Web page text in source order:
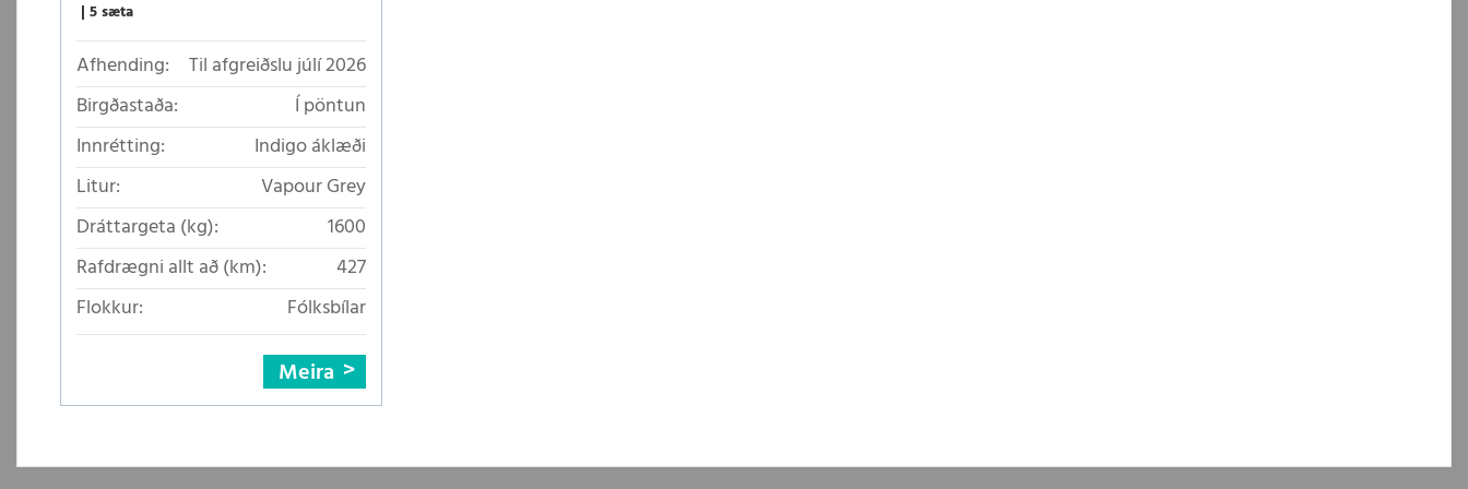
5 sæta
Afhending:
Til afgreiðslu júlí 2026
Birgðastaða:
Í pöntun
Innrétting:
Indigo áklæði
Litur:
Vapour Grey
Dráttargeta (kg):
1600
Rafdrægni allt að (km):
427
Flokkur:
Fólksbílar
Meira